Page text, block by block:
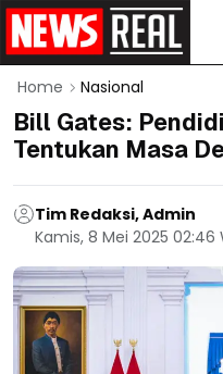
Home Nasional
Bill Gates:
Tentukan Masa
Tim Redaksi, Admin
Kamis, 8 Mei 2025 02:46